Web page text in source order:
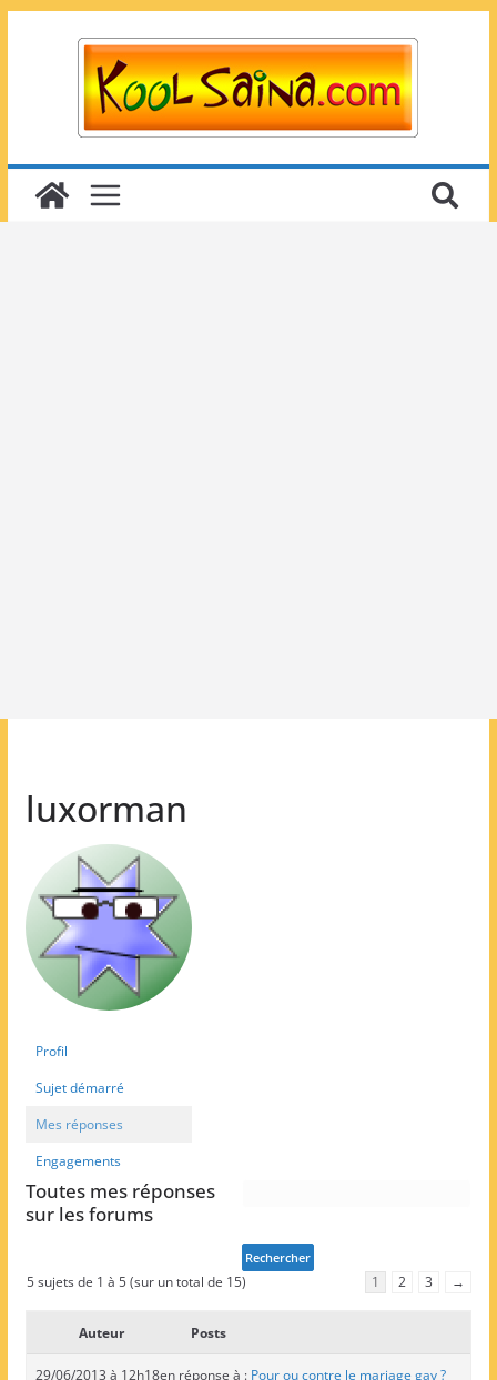
luxorman
Profil
Sujet démarré
Mes réponses
Engagements
Toutes mes réponses
sur les forums
5 sujets de 1 à 5 (sur un total de 15) 1 2 3 →
Auteur Posts
29/06/2013 à 12h18en réponse à : Pour ou contre le mariage gay ?